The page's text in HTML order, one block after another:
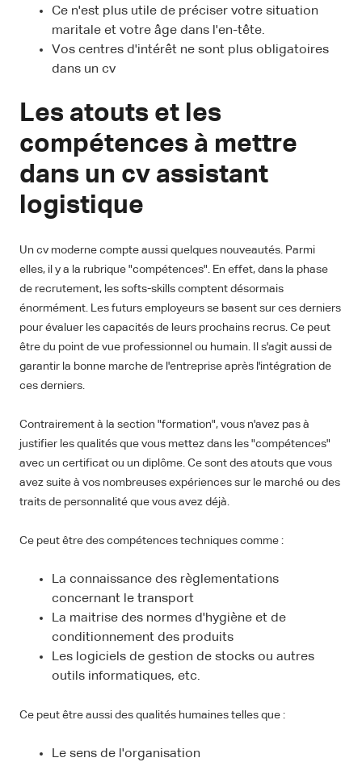
Ce n'est plus utile de préciser votre situation
maritale et votre âge dans l'en-tête.
Vos centres d'intérêt ne sont plus obligatoires
dans un cv
Les atouts et les
compétences à mettre
dans un cv assistant
logistique
Un cv moderne compte aussi quelques nouveautés. Parmi
elles, il y a la rubrique "compétences". En effet, dans la phase
de recrutement, les softs-skills comptent désormais
énormément. Les futurs employeurs se basent sur ces derniers
pour évaluer les capacités de leurs prochains recrus. Ce peut
être du point de vue professionnel ou humain. Il s'agit aussi de
garantir la bonne marche de l'entreprise après l'intégration de
ces derniers.
Contrairement à la section "formation", vous n'avez pas à
justifier les qualités que vous mettez dans les "compétences"
avec un certificat ou un diplôme. Ce sont des atouts que vous
avez suite à vos nombreuses expériences sur le marché ou des
traits de personnalité que vous avez déjà.
Ce peut être des compétences techniques comme :
La connaissance des règlementations
concernant le transport
La maitrise des normes d'hygiène et de
conditionnement des produits
Les logiciels de gestion de stocks ou autres
outils informatiques, etc.
Ce peut être aussi des qualités humaines telles que :
Le sens de l'organisation